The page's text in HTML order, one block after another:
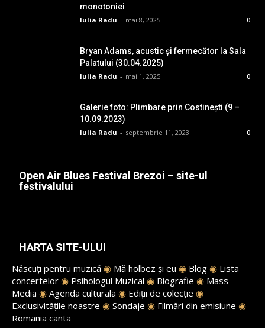
monotoniei
Iulia Radu - mai 8, 2025 0
Bryan Adams, acustic și fermecător la Sala
Palatului (30.04.2025)
Iulia Radu - mai 1, 2025 0
Galerie foto: Plimbare prin Costinești (9 –
10.09.2023)
Iulia Radu - septembrie 11, 2023 0
Open Air Blues Festival Brezoi – site-ul
festivalului
HARTA SITE-ULUI
Născuți pentru muzică ◉ Mă holbez și eu ◉ Blog ◉ Lista
concertelor ◉ Psihologul Muzical ◉ Biografie ◉ Mass –
Media ◉ Agenda culturala ◉ Ediții de colecție ◉
Exclusivitățile noastre ◉ Sondaje ◉ Filmări din emisiune ◉
Romania canta